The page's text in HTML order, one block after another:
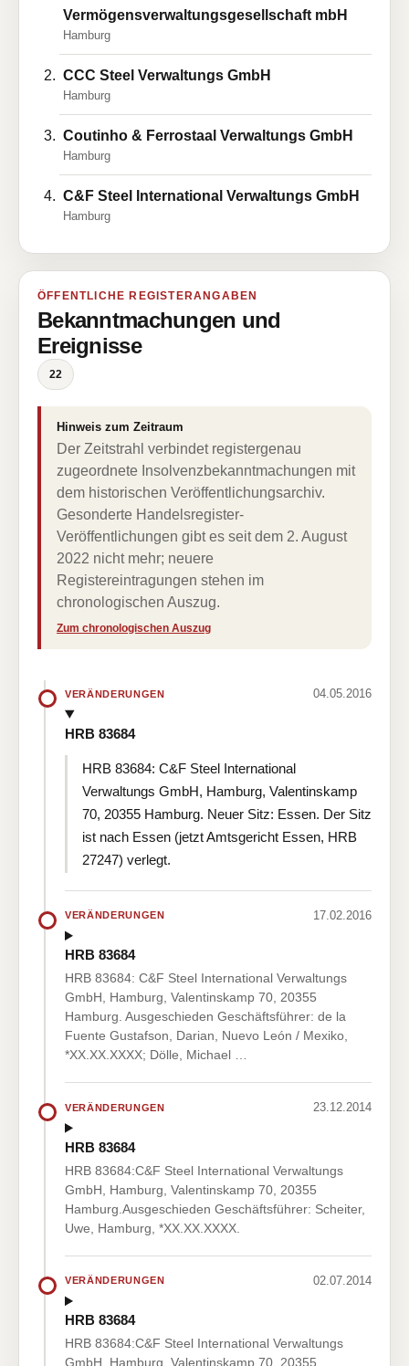
Vermögensverwaltungsgesellschaft mbH
Hamburg
CCC Steel Verwaltungs GmbH
Hamburg
Coutinho & Ferrostaal Verwaltungs GmbH
Hamburg
C&F Steel International Verwaltungs GmbH
Hamburg
ÖFFENTLICHE REGISTERANGABEN
Bekanntmachungen und
Ereignisse
22
Hinweis zum Zeitraum
Der Zeitstrahl verbindet registergenau
zugeordnete Insolvenzbekanntmachungen mit
dem historischen Veröffentlichungsarchiv.
Gesonderte Handelsregister-
Veröffentlichungen gibt es seit dem 2. August
2022 nicht mehr; neuere
Registereintragungen stehen im
chronologischen Auszug.
Zum chronologischen Auszug
VERÄNDERUNGEN 04.05.2016
HRB 83684
HRB 83684: C&F Steel International
Verwaltungs GmbH, Hamburg, Valentinskamp
70, 20355 Hamburg. Neuer Sitz: Essen. Der Sitz
ist nach Essen (jetzt Amtsgericht Essen, HRB
27247) verlegt.
VERÄNDERUNGEN 17.02.2016
HRB 83684
HRB 83684: C&F Steel International Verwaltungs
GmbH, Hamburg, Valentinskamp 70, 20355
Hamburg. Ausgeschieden Geschäftsführer: de la
Fuente Gustafson, Darian, Nuevo León / Mexiko,
*XX.XX.XXXX; Dölle, Michael …
VERÄNDERUNGEN 23.12.2014
HRB 83684
HRB 83684:C&F Steel International Verwaltungs
GmbH, Hamburg, Valentinskamp 70, 20355
Hamburg.Ausgeschieden Geschäftsführer: Scheiter,
Uwe, Hamburg, *XX.XX.XXXX.
VERÄNDERUNGEN 02.07.2014
HRB 83684
HRB 83684:C&F Steel International Verwaltungs
GmbH, Hamburg, Valentinskamp 70, 20355